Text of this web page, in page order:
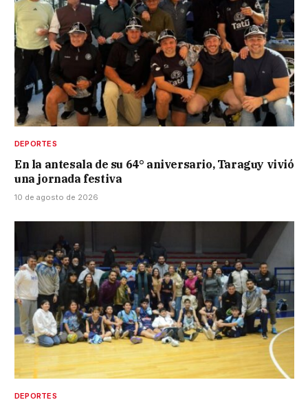
DEPORTES
En la antesala de su 64° aniversario, Taraguy vivió
una jornada festiva
10 de agosto de 2026
DEPORTES